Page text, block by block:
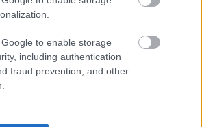
to enable storage
including authentication
fraud prevention, and other
Ολλανδό» Βίλτενμπουργκ
φιλικό τεστ της Εθνικής στο